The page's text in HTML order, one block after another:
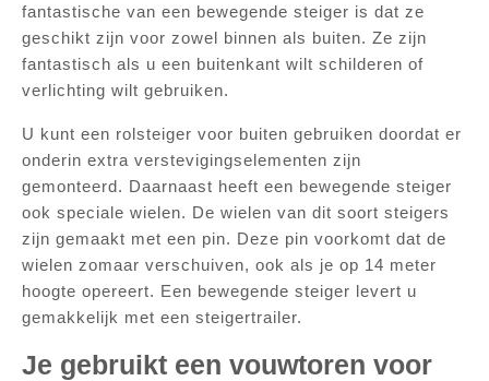
fantastische van een bewegende steiger is dat ze
geschikt zijn voor zowel binnen als buiten. Ze zijn
fantastisch als u een buitenkant wilt schilderen of
verlichting wilt gebruiken.
U kunt een rolsteiger voor buiten gebruiken doordat er
onderin extra verstevigingselementen zijn
gemonteerd. Daarnaast heeft een bewegende steiger
ook speciale wielen. De wielen van dit soort steigers
zijn gemaakt met een pin. Deze pin voorkomt dat de
wielen zomaar verschuiven, ook als je op 14 meter
hoogte opereert. Een bewegende steiger levert u
gemakkelijk met een steigertrailer.
Je gebruikt een vouwtoren voor